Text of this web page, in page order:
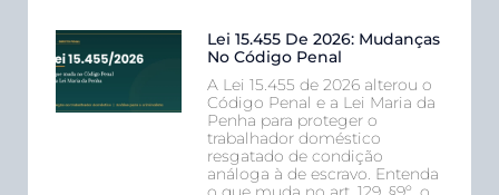
Lei 15.455 De 2026: Mudanças
No Código Penal
A Lei 15.455 de 2026 alterou o
Código Penal e a Lei Maria da
Penha para proteger o
trabalhador doméstico
resgatado de condição
análoga à de escravo. Entenda